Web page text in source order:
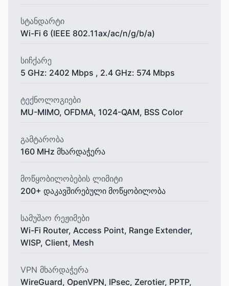
სტანდარტი
Wi-Fi 6 (IEEE 802.11ax/ac/n/g/b/a)
სიჩქარე
5 GHz: 2402 Mbps , 2.4 GHz: 574 Mbps
ტექნოლოგიები
MU-MIMO, OFDMA, 1024-QAM, BSS Color
გამტარობა
160 MHz მხარდაჭერა
მოწყობილობების ლიმიტი
200+ დაკავშირებული მოწყობილობა
სამუშაო რეჟიმები
Wi-Fi Router, Access Point, Range Extender,
WISP, Client, Mesh
VPN მხარდაჭერა
WireGuard, OpenVPN, IPsec, Zerotier, PPTP,